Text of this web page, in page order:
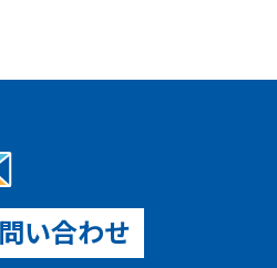
い合わせ